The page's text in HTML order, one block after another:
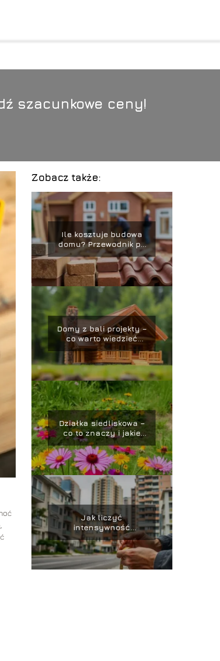
szacunkowe ceny!
Zobacz także:
Ile kosztuje budowa
domu? Przewodnik po
kosztach i
oszczędnościach
Domy z bali projekty –
co warto wiedzieć
przed budową?
Działka siedliskowa –
co to znaczy i jakie
ma znaczenie?
Jak liczyć
intensywność
zabudowy?
Przewodnik krok po
kroku